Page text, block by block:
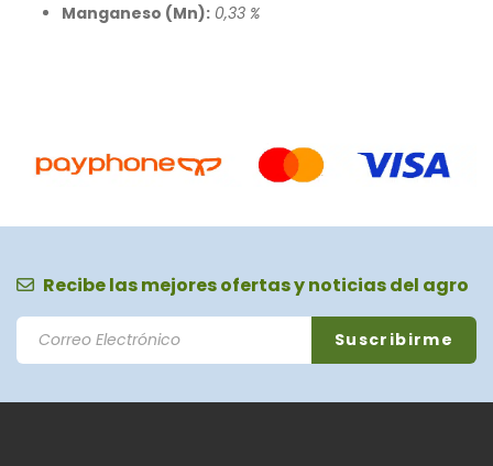
Manganeso (Mn): 0,33 %
Recibe las mejores ofertas y noticias del agro